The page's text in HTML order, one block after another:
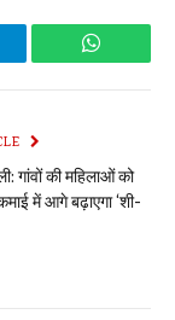
गांवों की महिलाओं को
में आगे बढ़ाएगा ‘शी-